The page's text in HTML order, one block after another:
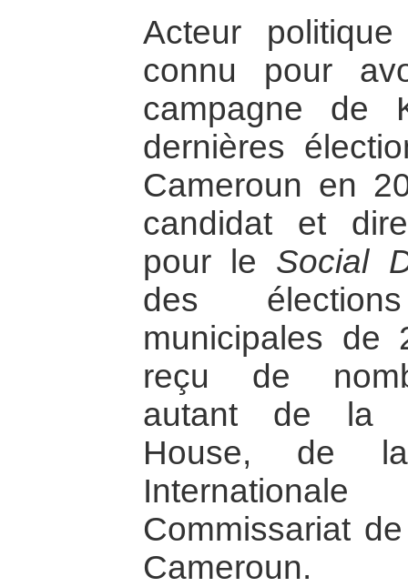
Acteur
connu pour
campagne de
dernières
Cameroun en
candidat et
pour le Social
des
municipales
reçu de
autant de la
House, de
Commissariat
Cameroun.